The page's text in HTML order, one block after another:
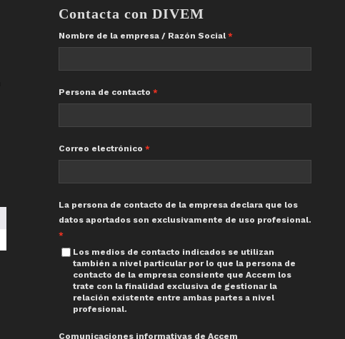
Contacta con DIVEM
Nombre de la empresa / Razón Social
Persona de contacto
Correo electrónico
La persona de contacto de la empresa declara que los
datos aportados son exclusivamente de uso profesional.
Los medios de contacto indicados se utilizan
también a nivel particular por lo que la persona de
contacto de la empresa consiente que Accem los
trate con la finalidad exclusiva de gestionar la
relación existente entre ambas partes a nivel
profesional.
Comunicaciones informativas de Accem